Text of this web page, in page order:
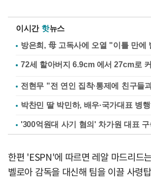
이시간 핫뉴스
방은희, 母 고독사에 오열 "이틀 만에
전현무 "전 연인 집착·통제에 친구들
박찬민 딸 박민하, 배우·국가대표 병
'300억원대 사기 혐의' 차가원 대표 구
한편 'ESPN'에 따르면 레알 마드리드
벨로아 감독을 대신해 팀을 이끌 사령